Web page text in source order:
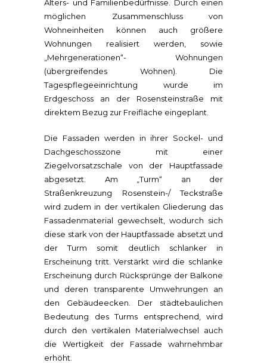
Alters- und Familienbedürfnisse. Durch einen
möglichen Zusammenschluss von
Wohneinheiten können auch größere
Wohnungen realisiert werden, sowie
„Mehrgenerationen“- Wohnungen
(übergreifendes Wohnen). Die
Tagespflegeeinrichtung wurde im
Erdgeschoss an der Rosensteinstraße mit
direktem Bezug zur Freifläche eingeplant.
Die Fassaden werden in ihrer Sockel- und
Dachgeschosszone mit einer
Ziegelvorsatzschale von der Hauptfassade
abgesetzt. Am „Turm“ an der
Straßenkreuzung Rosenstein-/ Teckstraße
wird zudem in der vertikalen Gliederung das
Fassadenmaterial gewechselt, wodurch sich
diese stark von der Hauptfassade absetzt und
der Turm somit deutlich schlanker in
Erscheinung tritt. Verstärkt wird die schlanke
Erscheinung durch Rücksprünge der Balkone
und deren transparente Umwehrungen an
den Gebäudeecken. Der städtebaulichen
Bedeutung des Turms entsprechend, wird
durch den vertikalen Materialwechsel auch
die Wertigkeit der Fassade wahrnehmbar
erhöht.